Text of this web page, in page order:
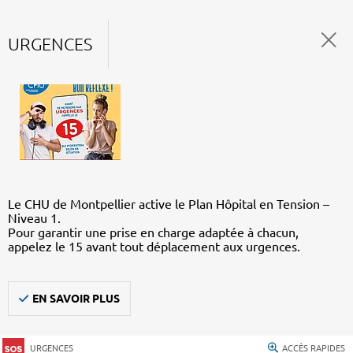
URGENCES
Le CHU de Montpellier active le Plan Hôpital en Tension –
Niveau 1.
Pour garantir une prise en charge adaptée à chacun,
appelez le 15 avant tout déplacement aux urgences.
EN SAVOIR PLUS
URGENCES ACCÈS RAPIDES